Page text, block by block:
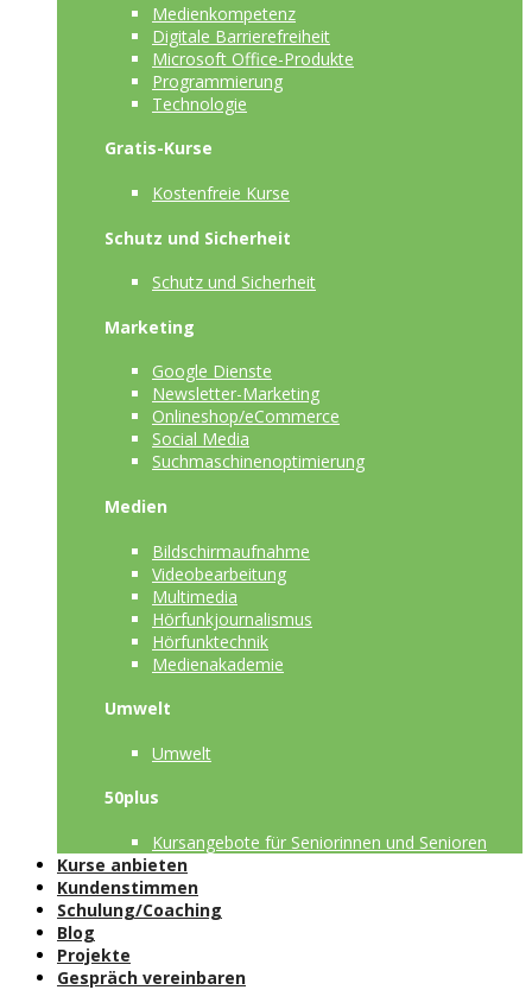
Medienkompetenz
Digitale Barrierefreiheit
Microsoft Office-Produkte
Programmierung
Technologie
Gratis-Kurse
Kostenfreie Kurse
Schutz und Sicherheit
Schutz und Sicherheit
Marketing
Google Dienste
Newsletter-Marketing
Onlineshop/eCommerce
Social Media
Suchmaschinenoptimierung
Medien
Bildschirmaufnahme
Videobearbeitung
Multimedia
Hörfunkjournalismus
Hörfunktechnik
Medienakademie
Umwelt
Umwelt
50plus
Kursangebote für Seniorinnen und Senioren
Kurse anbieten
Kundenstimmen
Schulung/Coaching
Blog
Projekte
Gespräch vereinbaren